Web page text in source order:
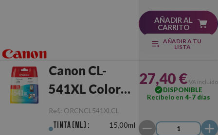
AÑADIR AL
CARRITO
AÑADIR A TU
LISTA
Canon CL-
541XL Color
Original
Ref.: ORCNCL541XLCL
Tinta (ml) : 15,00ml
27,40 €IVA incluido
DISPONIBLE
Recíbelo en 4-7 días